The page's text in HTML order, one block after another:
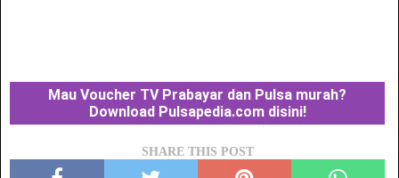
Mau Voucher TV Prabayar dan Pulsa murah?
Download Pulsapedia.com disini!
SHARE THIS POST